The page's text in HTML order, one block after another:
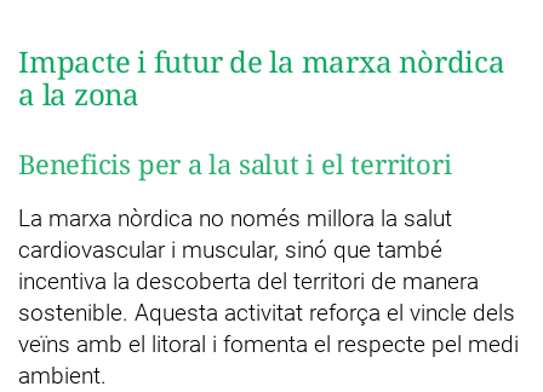
Impacte i futur de la marxa nòrdica
a la zona
Beneficis per a la salut i el territori
La marxa nòrdica no només millora la salut
cardiovascular i muscular, sinó que també
incentiva la descoberta del territori de manera
sostenible. Aquesta activitat reforça el vincle dels
veïns amb el litoral i fomenta el respecte pel medi
ambient.